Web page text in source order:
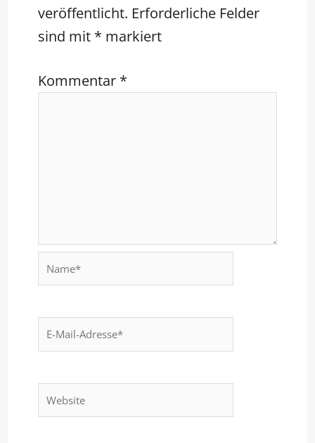
veröffentlicht. Erforderliche Felder
sind mit * markiert
Kommentar *
Name*
E-
Mail-
Website